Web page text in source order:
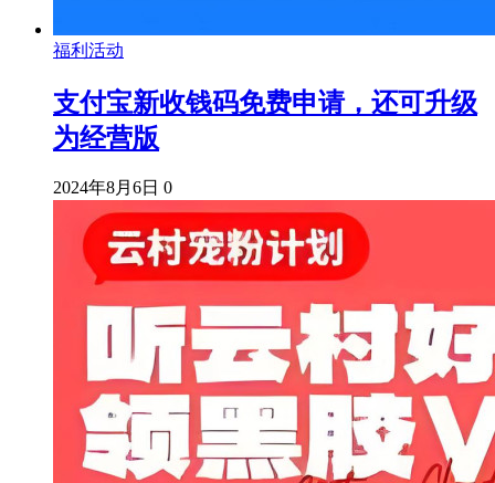
福利活动
支付宝新收钱码免费申请，还可升级
为经营版
2024年8月6日 0